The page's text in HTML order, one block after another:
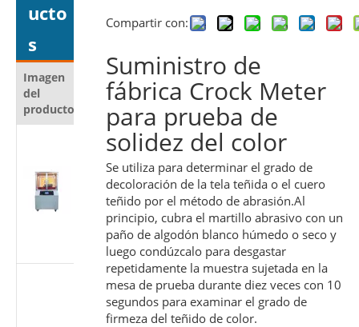
ucto
s
Imagen
del
producto
Nombre del
producto
Probador
resistencia al
corte para
materiales
protectores
Probador de
rendimiento
deslizante de
Compartir con:
Suministro de
fábrica Crock Meter
para prueba de
solidez del color
Se utiliza para determinar el grado de
decoloración de la tela teñida o el cuero
teñido por el método de abrasión.Al
principio, cubra el martillo abrasivo con un
paño de algodón blanco húmedo o seco y
luego condúzcalo para desgastar
repetidamente la muestra sujetada en la
mesa de prueba durante diez veces con 10
segundos para examinar el grado de
firmeza del teñido de color.